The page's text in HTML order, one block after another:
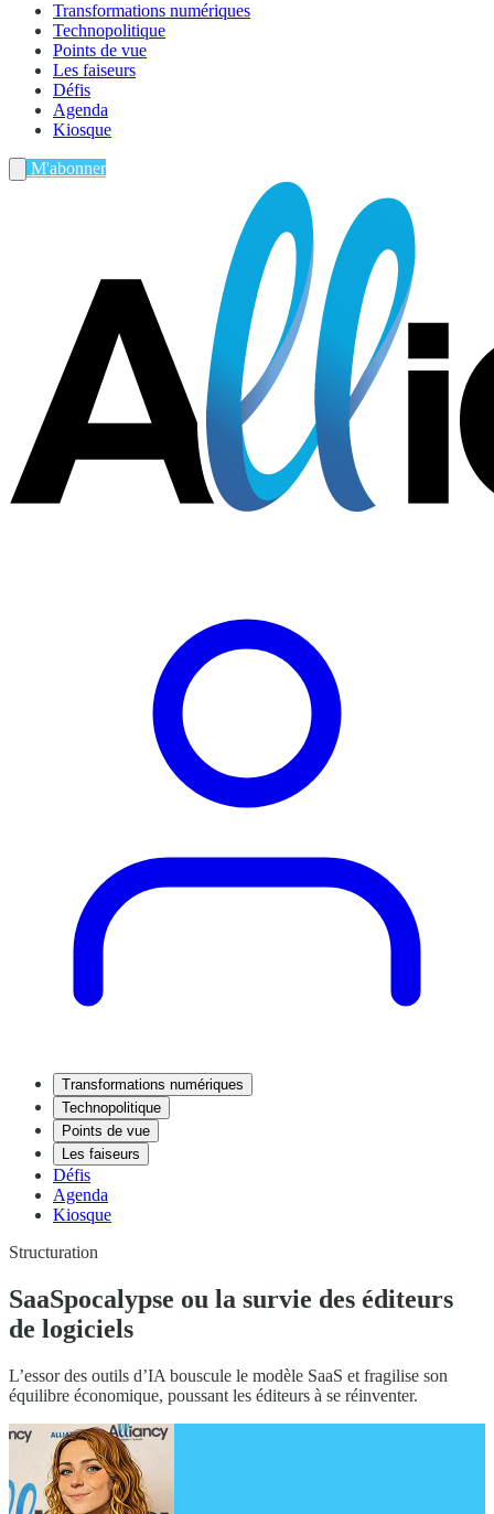
Transformations numériques
Technopolitique
Points de vue
Les faiseurs
Défis
Agenda
Kiosque
M'abonner
Transformations numériques
Technopolitique
Points de vue
Les faiseurs
Défis
Agenda
Kiosque
Structuration
SaaSpocalypse ou la survie des éditeurs
de logiciels
L’essor des outils d’IA bouscule le modèle SaaS et fragilise son
équilibre économique, poussant les éditeurs à se réinventer.